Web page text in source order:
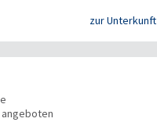
zur Unterkunft